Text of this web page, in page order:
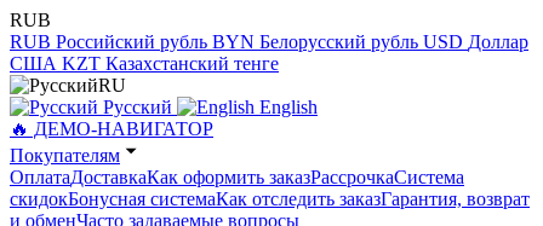
RUB
RUB Российский рубль BYN Белорусский рубль USD Доллар
США KZT Казахстанский тенге
RU
Русский
English
🔥 ДЕМО-НАВИГАТОР
Покупателям
ОплатаДоставкаКак оформить заказРассрочкаСистема
скидокБонусная системаКак отследить заказГарантия, возврат
и обменЧасто задаваемые вопросы